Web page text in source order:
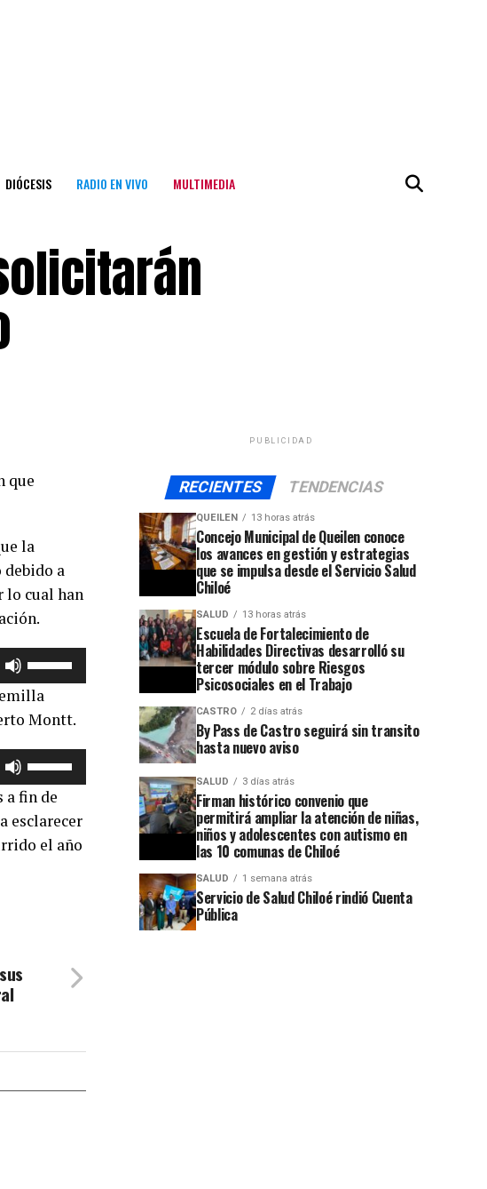
DIÓCESIS RADIO EN VIVO MULTIMEDIA
que
la
a
lo cual han
teclas
de
arriba/abajo
para
aumentar
o
disminuir
Montt.
teclas
de
flecha
volumen.
a fin de
esclarecer
el año
PUBLICIDAD
RECIENTES TENDENCIAS
QUEILEN 13 horas atrás
Concejo Municipal de Queilen conoce
los avances en gestión y estrategias
que se impulsa desde el Servicio Salud
Chiloé
SALUD 13 horas atrás
Escuela de Fortalecimiento de
Habilidades Directivas desarrolló su
tercer módulo sobre Riesgos
Psicosociales en el Trabajo
CASTRO 2 días atrás
By Pass de Castro seguirá sin transito
hasta nuevo aviso
SALUD 3 días atrás
Firman histórico convenio que
permitirá ampliar la atención de niñas,
niños y adolescentes con autismo en
las 10 comunas de Chiloé
SALUD 1 semana atrás
Servicio de Salud Chiloé rindió Cuenta
Pública